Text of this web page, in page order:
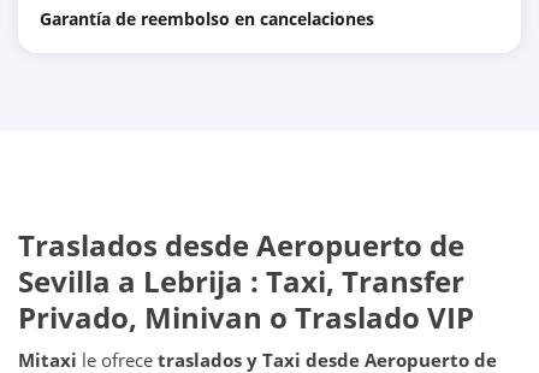
Garantía de reembolso en cancelaciones
Traslados desdeAeropuerto de
Sevilla a Lebrija : Taxi, Transfer
Privado, Minivan o Traslado VIP
Mitaxi le ofrece traslados y Taxi desde Aeropuerto de